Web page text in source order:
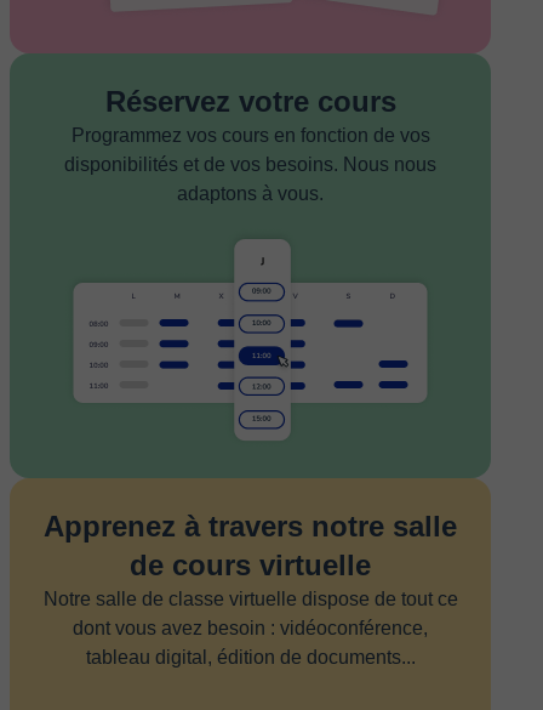
Réservez votre cours
Programmez vos cours en fonction de vos
disponibilités et de vos besoins. Nous nous
adaptons à vous.
Apprenez à travers notre salle
de cours virtuelle
Notre salle de classe virtuelle dispose de tout ce
dont vous avez besoin : vidéoconférence,
tableau digital, édition de documents...